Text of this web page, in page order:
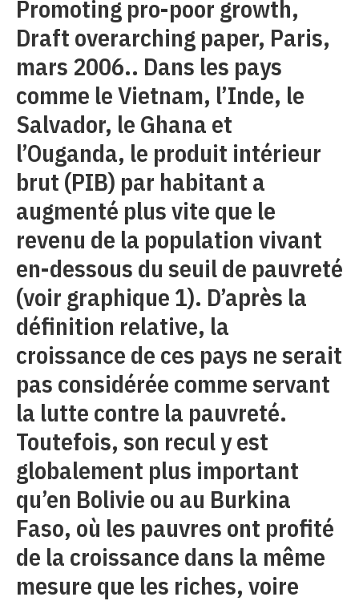
Promoting pro-poor growth,
Draft overarching paper, Paris,
mars 2006.. Dans les pays
comme le Vietnam, l’Inde, le
Salvador, le Ghana et
l’Ouganda, le produit intérieur
brut (PIB) par habitant a
augmenté plus vite que le
revenu de la population vivant
en-dessous du seuil de pauvreté
(voir graphique 1). D’après la
définition relative, la
croissance de ces pays ne serait
pas considérée comme servant
la lutte contre la pauvreté.
Toutefois, son recul y est
globalement plus important
qu’en Bolivie ou au Burkina
Faso, où les pauvres ont profité
de la croissance dans la même
mesure que les riches, voire